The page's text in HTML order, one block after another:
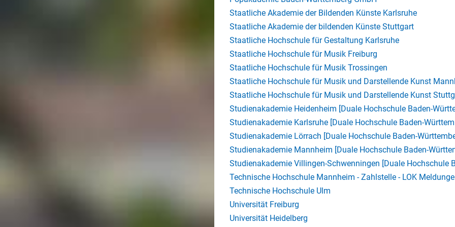
Staatliche Akademie der Bildenden Künste Karlsruhe
Staatliche Akademie der bildenden Künste Stuttgart
Staatliche Hochschule für Gestaltung Karlsruhe
Staatliche Hochschule für Musik Freiburg
Staatliche Hochschule für Musik Trossingen
Staatliche Hochschule für Musik und Darstellende Kunst
Staatliche Hochschule für Musik und Darstellende Kunst
Studienakademie Heidenheim [Duale Hochschule Baden-
Studienakademie Karlsruhe [Duale Hochschule Baden-
Studienakademie Lörrach [Duale Hochschule Baden-
Studienakademie Mannheim [Duale Hochschule Baden-
Studienakademie Villingen-Schwenningen [Duale Hochschule
Technische Hochschule Mannheim - Zahlstelle - LOK
Technische Hochschule Ulm
Universität Freiburg
Universität Heidelberg